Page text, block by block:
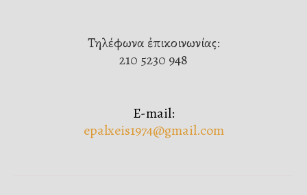
Τηλέφωνα ἐπικοινωνίας:
210 5230 948
E-mail:
epalxeis1974@gmail.com